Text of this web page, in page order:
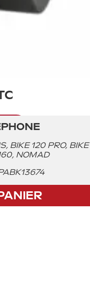
BIKE 120 PRO, BIKE
NOMAD